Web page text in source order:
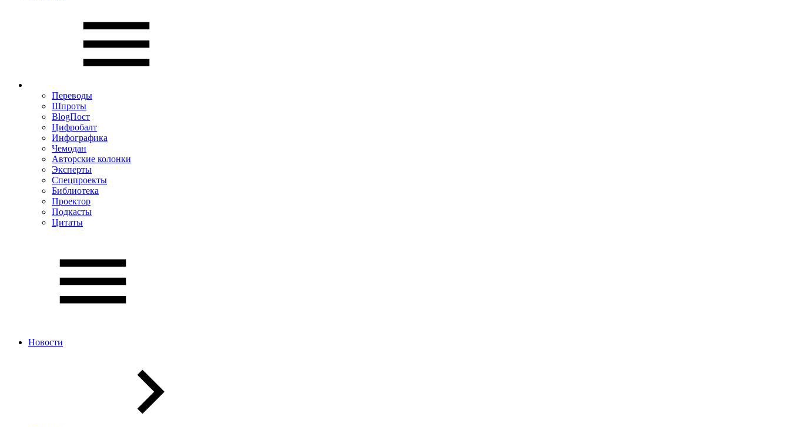
Переводы
Шпроты
BlogПост
Цифробалт
Инфографика
Чемодан
Авторские колонки
Эксперты
Спецпроекты
Библиотека
Проектор
Подкасты
Цитаты
Новости